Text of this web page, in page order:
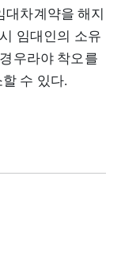
대차계약을 해지
임대인의 소유
우라야 착오를
수 있다.